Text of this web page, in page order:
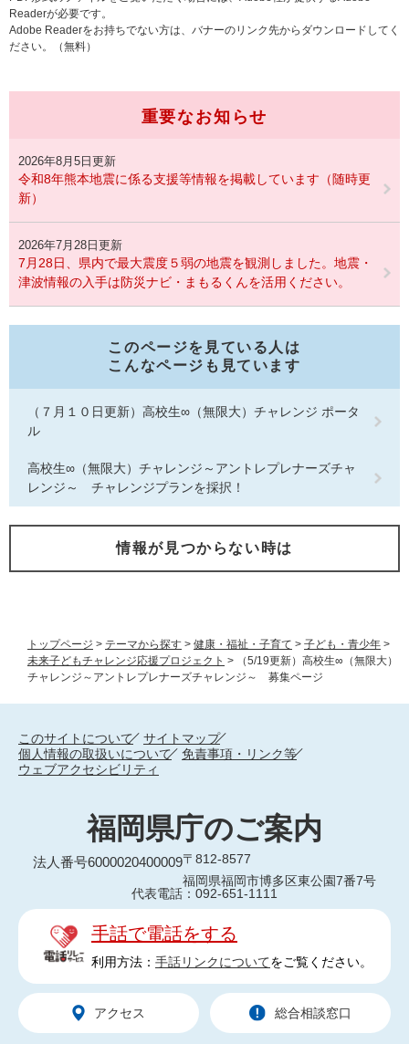
トップページ > テーマから探す > 健康・福祉・子育て > 子ども・青少年 >
未来子どもチャレンジ応援プロジェクト >
（5/19更新）高校生∞（無限大）
チャレンジ～アントレプレナーズチャレンジ～ 募集ページ
Readerが必要です。
Adobe Readerをお持ちでない方は、バナーのリンク先からダウンロードしてく
ださい。（無料）
重要なお知らせ
2026年8月5日更新
令和8年熊本地震に係る支援等情報を掲載しています（随時更
新）
2026年7月28日更新
7月28日、県内で最大震度５弱の地震を観測しました。地震・
津波情報の入手は防災ナビ・まもるくんを活用ください。
このページを見ている人は
こんなページも見ています
（７月１０日更新）高校生∞（無限大）チャレンジ ポータ
ル
高校生∞（無限大）チャレンジ～アントレプレナーズチャ
レンジ～ チャレンジプランを採択！
情報が見つからない時は
このサイトについて
サイトマップ
個人情報の取扱いについて
免責事項・リンク等
ウェブアクセシビリティ
福岡県庁のご案内
法人番号6000020400009〒812-8577
福岡県福岡市博多区東公園7番7号
代表電話：092-651-1111
手話で電話をする
利用方法： 手話リンクについてをご覧ください。
アクセス 総合相談窓口